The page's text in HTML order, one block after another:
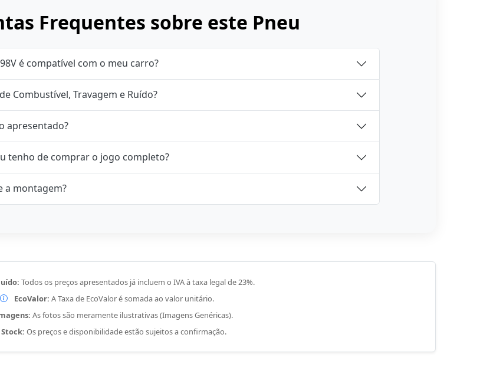
Frequentes sobre este Pneu
é compatível com o meu carro?
Combustível, Travagem e Ruído?
apresentado?
tenho de comprar o jogo completo?
a montagem?
Todos os preços apresentados já incluem o IVA à taxa legal de 23%.
EcoValor: A Taxa de EcoValor é somada ao valor unitário.
As fotos são meramente ilustrativas (Imagens Genéricas).
Stock: Os preços e disponibilidade estão sujeitos a confirmação.